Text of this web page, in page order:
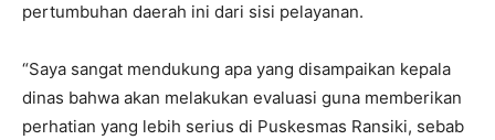
pertumbuhan daerah ini dari sisi pelayanan.
“Saya sangat mendukung apa yang disampaikan kepala
dinas bahwa akan melakukan evaluasi guna memberikan
perhatian yang lebih serius di Puskesmas Ransiki, sebab